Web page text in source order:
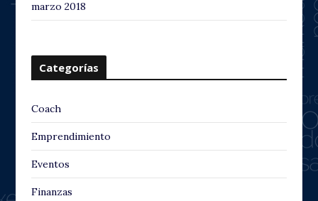
marzo 2018
Categorías
Coach
Emprendimiento
Eventos
Finanzas